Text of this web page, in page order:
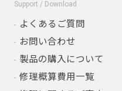
Support / Download
よくあるご質問
お問い合わせ
製品の購入について
修理概算費用一覧